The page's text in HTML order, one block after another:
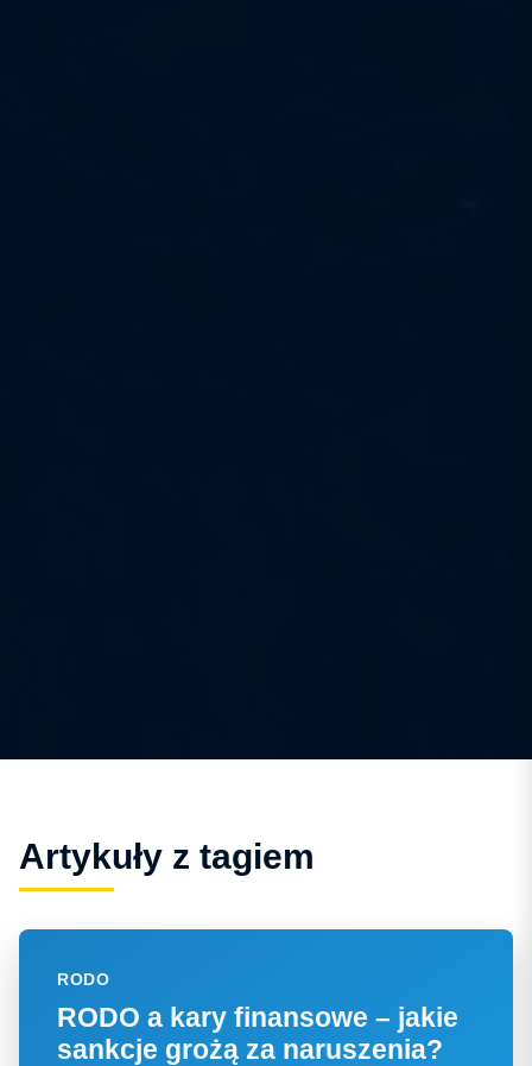
Artykuły z tagiem
RODO
RODO a kary finansowe – jakie
sankcje grożą za naruszenia?